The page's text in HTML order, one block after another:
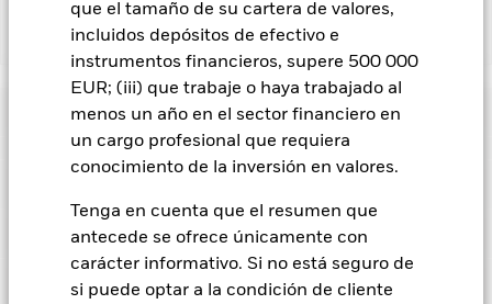
que el tamaño de su cartera de valores,
incluidos depósitos de efectivo e
instrumentos financieros, supere 500 000
EUR; (iii) que trabaje o haya trabajado al
menos un año en el sector financiero en
un cargo profesional que requiera
conocimiento de la inversión en valores.
Tenga en cuenta que el resumen que
antecede se ofrece únicamente con
carácter informativo. Si no está seguro de
si puede optar a la condición de cliente
BGF Asian Tiger Bond Fund
Rentabilidad
Gráfico de rendimiento
Ver gráfico completo
impagos de los emisores tendrán un impacto significativo en
calificación de solvencia potenciales o reales pueden
incrementar el nivel de riesgo.
Los mercados emergentes
políticas que los mercados desarrollados. Entre otros factores
a 07 ago 2026
Características del Fondo
Número de posiciones
Indicador de riesgo